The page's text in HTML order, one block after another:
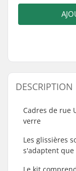
DESCRIPTION
Cadres de rue
verre
Les glissières
s'adaptent